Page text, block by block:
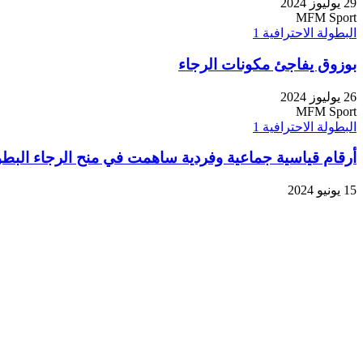
29 يوليوز 2024
MFM Sport
البطولة الاحترافية 1
بوزوق يفاجئ مكونات الرجاء
26 يوليوز 2024
MFM Sport
البطولة الاحترافية 1
أرقام قياسية جماعية وفردية ساهمت في منح الرجاء البطولة 13 في
15 يونيو 2024